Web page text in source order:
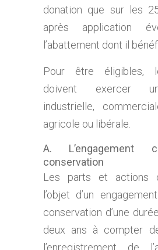
donation que sur les
après application
l’abattement dont il
Pour être éligibles,
doivent exercer
industrielle,
agricole ou libérale.
A. L’engagement
conservation
Les parts et actions
l’objet d’un
conservation d’une
deux ans à compter
l’enregistrement de